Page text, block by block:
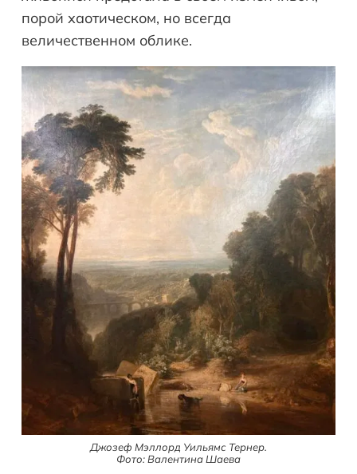
порой хаотическом, но всегда
величественном облике.
Джозеф Мэллорд Уильямс Тернер.
Фото: Валентина Шаева